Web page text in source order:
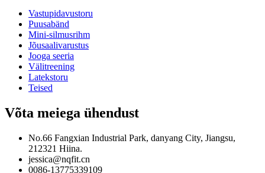
Vastupidavustoru
Puusabänd
Mini-silmusrihm
Jõusaalivarustus
Jooga seeria
Välitreening
Latekstoru
Teised
Võta meiega ühendust
No.66 Fangxian Industrial Park, danyang City, Jiangsu,
212321 Hiina.
jessica@nqfit.cn
0086-13775339109